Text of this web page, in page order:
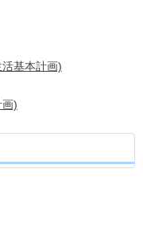
基本計画)
)